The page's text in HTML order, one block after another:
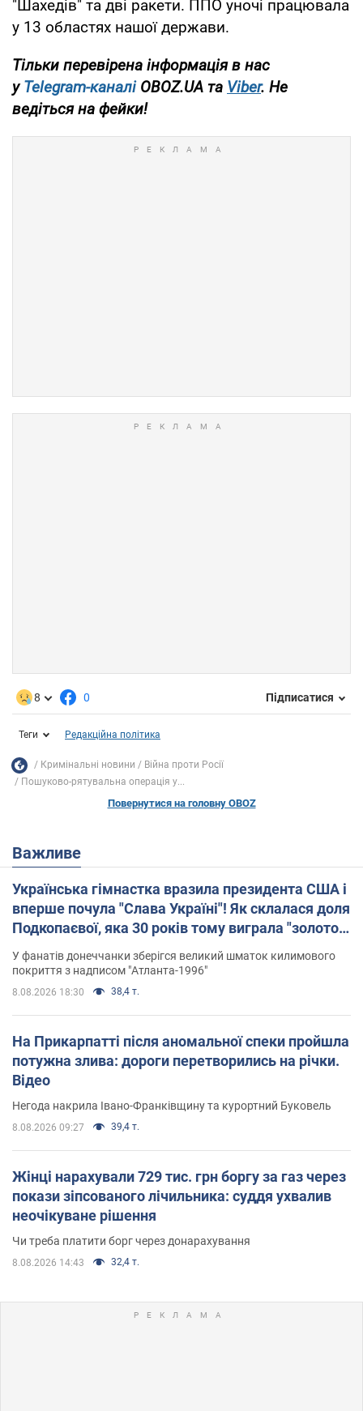
"Шахедів" та дві ракети. ППО уночі працювала
у 13 областях нашої держави.
Тільки перевірена інформація в нас
уTelegram-каналіOBOZ.UA та Viber. Не
ведіться на фейки!
8 0 Підписатися
Теги Редакційна політика
Кримінальні новини
Війна проти Росії
Пошуково-рятувальна операція у...
Повернутися на головну OBOZ
Важливе
Українська гімнастка вразила президента США і
вперше почула "Слава Україні"! Як склалася доля
Подкопаєвої, яка 30 років тому виграла "золото"
Олімпіади
У фанатів донеччанки зберігся великий шматок килимового
покриття з надписом "Атланта-1996"
8.08.2026 18:30 38,4 т.
На Прикарпатті після аномальної спеки пройшла
потужна злива: дороги перетворились на річки.
Відео
Негода накрила Івано-Франківщину та курортний Буковель
8.08.2026 09:27 39,4 т.
Жінці нарахували 729 тис. грн боргу за газ через
покази зіпсованого лічильника: суддя ухвалив
неочікуване рішення
Чи треба платити борг через донарахування
8.08.2026 14:43 32,4 т.